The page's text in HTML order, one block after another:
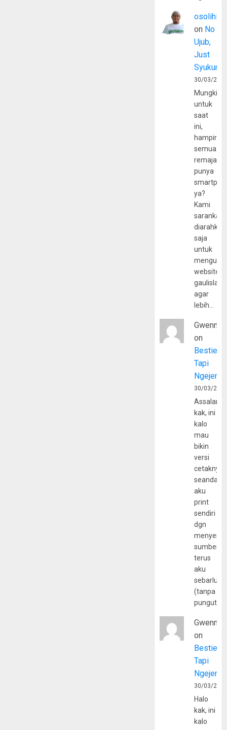
osolihin
on No
Ujub,
Just
Syukur
30/03/
Mungkin
untuk
saat
ini,
hampir
semua
remaja
punya
ya?
Kami
sarankan,
diarahkan
saja
untuk
website
agar
lebih…
Gwenny
on
Bestie
Tapi
30/03/
kak, ini
kalo
mau
bikin
versi
cetaknya
aku
print
sendiri
dgn
sumber
terus
aku
(tanpa
Gwenny
on
Bestie
Tapi
30/03/
Halo
kak, ini
kalo